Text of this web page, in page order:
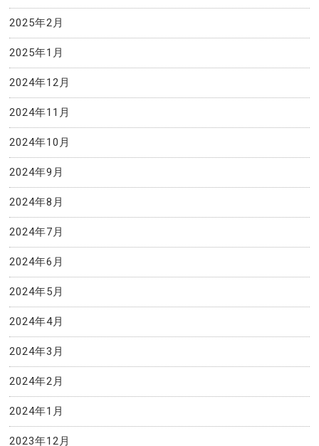
2025年2月
2025年1月
2024年12月
2024年11月
2024年10月
2024年9月
2024年8月
2024年7月
2024年6月
2024年5月
2024年4月
2024年3月
2024年2月
2024年1月
2023年12月